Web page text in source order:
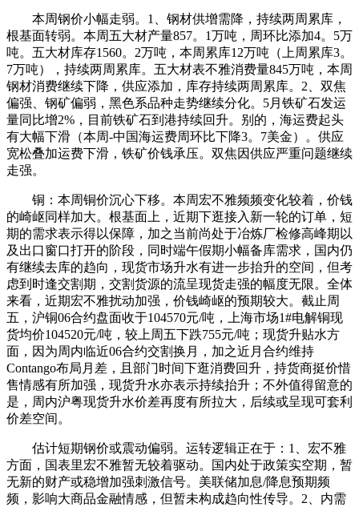
本周钢价小幅走弱。1、钢材供增需降，持续两周累库，
根基面转弱。本周五大材产量857。1万吨，周环比添加4。5万
吨。五大材库存1560。2万吨，本周累库12万吨（上周累库3。
7万吨），持续两周累库。五大材表不雅消费量845万吨，本周
钢材消费继续下降，供应添加，库存持续两周累库。2、双焦
偏强、钢矿偏弱，黑色系品种走势继续分化。5月铁矿石发运
量同比增2%，目前铁矿石到港持续回升。别的，海运费起头
有大幅下滑（本周-中国海运费周环比下降3。7美金）。供应
宽松叠加运费下滑，铁矿价钱承压。双焦因供应严重问题继续
走强。
铜：本周铜价沉心下移。本周宏不雅频频变化较着，价钱
的崎岖同样加大。根基面上，近期下逛接入新一轮的订单，短
期的需求表示得以保障，加之当前尚处于冶炼厂检修高峰期以
及出口窗口打开的阶段，同时端午假期小幅备库需求，国内仍
有继续去库的趋向，现货市场升水有进一步抬升的空间，但考
虑到时逢交割期，交割货源的流呈现货走强的幅度无限。全体
来看，近期宏不雅扰动加强，价钱崎岖的预期较大。截止周
五，沪铜06合约盘面收于104570元/吨，上海市场1#电解铜现
货均价104520元/吨，较上周五下跌755元/吨；现货升贴水方
面，因为周内临近06合约交割换月，加之近月合约维持
Contango布局月差，且部门时间下逛消费回升，持货商挺价惜
售情感有所加强，现货升水亦表示持续抬升；不外值得留意的
是，周内沪粤现货升水价差再度有所拉大，后续或呈现可套利
价差空间。
估计短期钢价或震动偏弱。运转逻辑正在于：1、宏不雅
方面，国表里宏不雅暂无较着驱动。国内处于政策实空期，暂
无新的财产或稳增加强刺激信号。美联储加息/降息预期频
频，影响大商品金融情感，但暂未构成趋向性传导。2、内需